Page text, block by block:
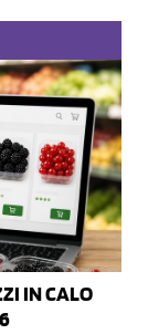
IN CALO